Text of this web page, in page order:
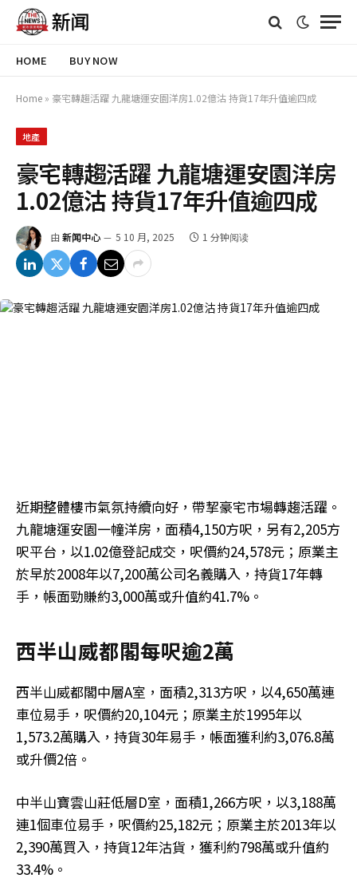
HOME BUY NOW
Home » 豪宅轉趨活躍 九龍塘運安園洋房1.02億沽 持貨17年升值逾四成
地產
豪宅轉趨活躍 九龍塘運安園洋房
1.02億沽 持貨17年升值逾四成
由 新闻中心 5 10 月, 2025 1 分钟阅读
近期整體樓市氣氛持續向好，帶挈豪宅市場轉趨活躍。
九龍塘運安園一幢洋房，面積4,150方呎，另有2,205方
呎平台，以1.02億登記成交，呎價約24,578元；原業主
於早於2008年以7,200萬公司名義購入，持貨17年轉
手，帳面勁賺約3,000萬或升值約41.7%。
西半山威都閣每呎逾2萬
西半山威都閣中層A室，面積2,313方呎，以4,650萬連
車位易手，呎價約20,104元；原業主於1995年以
1,573.2萬購入，持貨30年易手，帳面獲利約3,076.8萬
或升價2倍。
中半山寶雲山莊低層D室，面積1,266方呎，以3,188萬
連1個車位易手，呎價約25,182元；原業主於2013年以
2,390萬買入，持貨12年沽貨，獲利約798萬或升值約
33.4%。